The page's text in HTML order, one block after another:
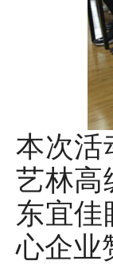
本次活
艺林高
东宜佳
心企业